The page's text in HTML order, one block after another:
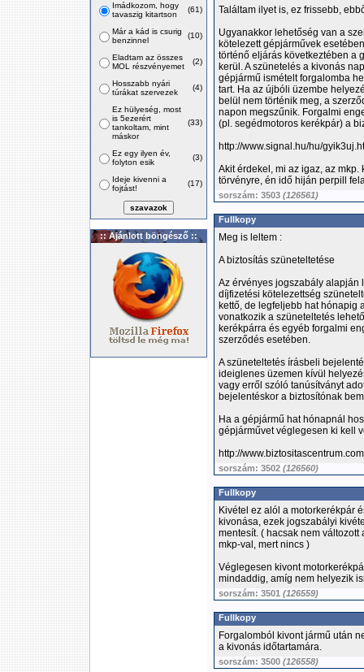
Imádkozom, hogy
tavaszig kitartson
(61)
Már a kád is csurig
benzinnel
(10)
Eladtam az összes
MOL részvényemet
(2)
Hosszabb nyári
túrákat szervezek
(4)
Ez hülyeség, most
is 5ezerért
tankoltam, mint
máskor
(33)
Ez egy ilyen év,
folyton esik
(3)
Ideje kivenni a
fojtást!
(17)
:: Ajánlott böngésző ::
Találtam ilyet is, ez frissebb,
Ugyanakkor lehetőség van a
kötelezett gépjárművek
történő eljárás következtében a
kerül. A szünetelés a kivonás
gépjármű ismételt forgalomba
tart. Ha az újbóli üzembe
belül nem történik meg, a
napon megszűnik. Forgalmi
(pl. segédmotoros kerékpár) a
http://www.signal.hu/hu/
Akit érdekel, mi az igaz, az
törvényre, én idő hiján perpill
sorszám: 3503 (126561)
Fullkopy
Meg is leltem :
A biztosítás szüneteltetése
Az érvényes jogszabály alapján
díjfizetési kötelezettség
kettő, de legfeljebb hat hónapig
vonatkozik a szüneteltetés
kerékpárra és egyéb forgalmi
szerződés esetében.
A szüneteltetés írásbeli
ideiglenes üzemen kívül
vagy erről szóló tanúsítványt
bejelentéskor a biztosítónak
Ha a gépjármű hat hónapnál
gépjárművet véglegesen ki kell
http://
sorszám: 3502 (126560)
Fullkopy
Kivétel ez alól a motorkerékpár
kivonása, ezek jogszabályi
mentesít. ( hacsak nem
mkp-val, mert nincs )
Véglegesen kivont
mindaddig, amíg nem helyezik
sorszám: 3501 (126559)
Fullkopy
Forgalomból kivont jármű után
a kivonás időtartamára.
sorszám: 3500 (126558)